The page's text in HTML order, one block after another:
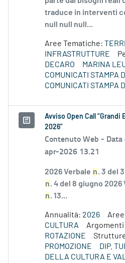
traduce in interventi
null null null...
Aree Tematiche:
INFRASTRUTTURE
DECARO
MARINA
COMUNICATI STAMPA
COMUNICATI STAMPA
Avviso Open Call
2026”
Contenuto Web -
apr-2026 13.21
2026 Verbale n. 3 del
n. 4 del 8 giugno 2026
n. 13...
Annualità: 2026
CULTURA
ROTAZIONE
PROMOZIONE
DIP.
DELLA CULTURA E